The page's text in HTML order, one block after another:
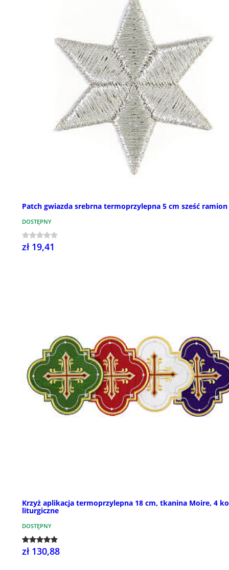
Patch gwiazda srebrna termoprzylepna 5 cm sześć ramion
DOSTĘPNY
zł 19,41
Krzyż aplikacja termoprzylepna 18 cm, tkanina Moire, 4
liturgiczne
DOSTĘPNY
zł 130,88